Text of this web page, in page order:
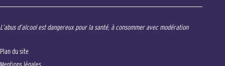
L’abus d’alcool est dangereux pour la santé, à consommer avec modération
Plan du site
Mentions légales